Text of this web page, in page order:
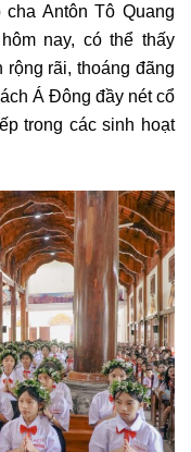
Antôn Tô Quang
nay, có thể thấy
rãi, thoáng đãng
Á Đông đầy nét cổ
trong các sinh hoạt